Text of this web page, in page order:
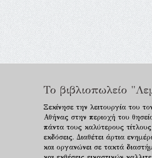
Το βιβλιοπωλείο
Ξεκίνησε την λειτουργία του
Αθήνας στην περιοχή του
πάντα τους καλύτερους
εκδόσεις. Διαθέτει άρτια
και οργανώνει σε τακτά